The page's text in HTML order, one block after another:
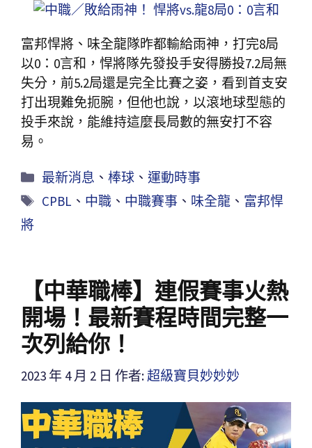
富邦悍將、味全龍隊昨都輸給雨神，打完8局
以0：0言和，悍將隊先發投手安得勝投7.2局無
失分，前5.2局還是完全比賽之姿，看到首支安
打出現難免扼腕，但他也說，以滾地球型態的
投手來說，能維持這麼長局數的無安打不容
易。
最新消息 、棒球 、運動時事
CPBL 、 中職 、 中職賽事 、 味全龍 、 富邦悍
將
【中華職棒】連假賽事火熱
開場！最新賽程時間完整一
次列給你！
2023 年 4 月 2 日 作者: 超級寶貝妙妙妙